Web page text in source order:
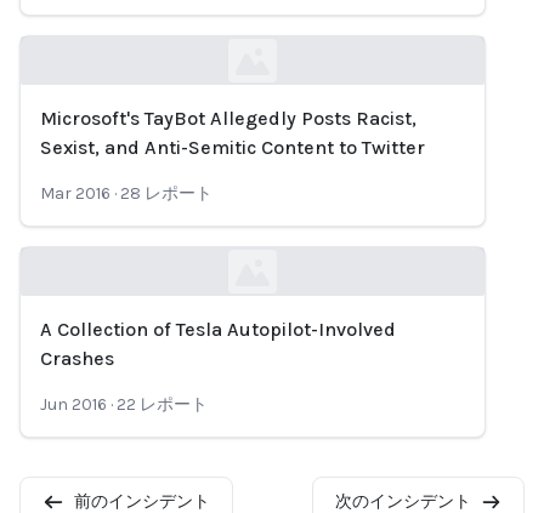
Loading...
Microsoft's TayBot Allegedly Posts Racist,
Sexist, and Anti-Semitic Content to Twitter
Mar 2016 · 28 レポート
Loading...
A Collection of Tesla Autopilot-Involved
Crashes
Jun 2016 · 22 レポート
前のインシデント 次のインシデント